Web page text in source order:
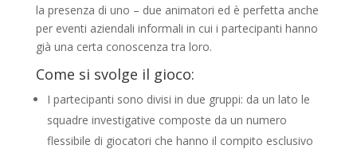
la presenza di uno – due animatori ed è perfetta anche
per eventi aziendali informali in cui i partecipanti hanno
già una certa conoscenza tra loro.
Come si svolge il gioco:
I partecipanti sono divisi in due gruppi: da un lato le
squadre investigative composte da un numero
flessibile di giocatori che hanno il compito esclusivo